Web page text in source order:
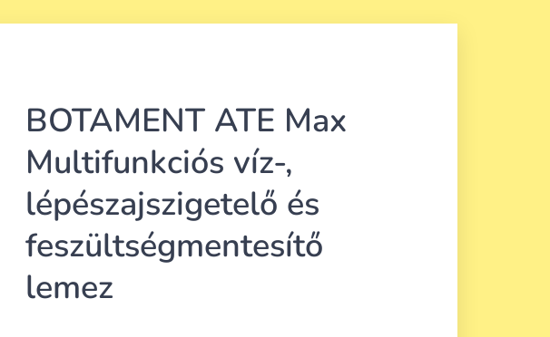
BOTAMENT ATE Max
Multifunkciós víz-,
lépészajszigetelő és
feszültségmentesítő
lemez